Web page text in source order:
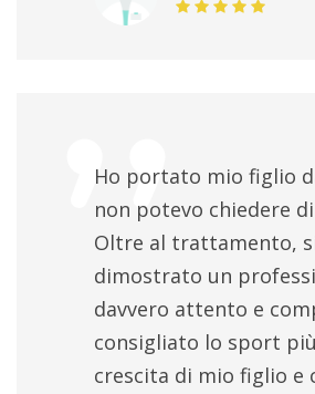
Ho portato mio figlio
non potevo chiedere
Oltre al trattamento,
dimostrato un
davvero attento e
consigliato lo sport
crescita di mio figlio e